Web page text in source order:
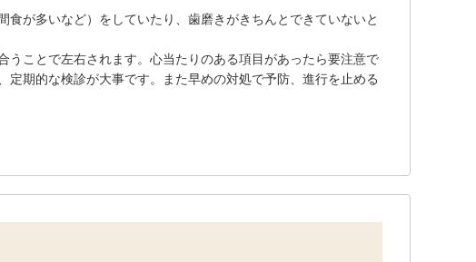
が多いなど）をしていたり、歯磨きがきちんとできていないと
うことで左右されます。心当たりのある項目があったら要注意で
期的な検診が大事です。また早めの対処で予防、進行を止める